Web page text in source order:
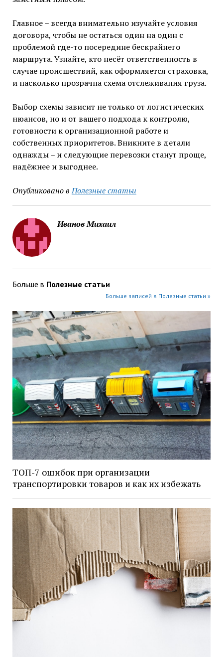
Главное – всегда внимательно изучайте условия
договора, чтобы не остаться один на один с
проблемой где-то посередине бескрайнего
маршрута. Узнайте, кто несёт ответственность в
случае происшествий, как оформляется страховка,
и насколько прозрачна схема отслеживания груза.
Выбор схемы зависит не только от логистических
нюансов, но и от вашего подхода к контролю,
готовности к организационной работе и
собственных приоритетов. Вникните в детали
однажды – и следующие перевозки станут проще,
надёжнее и выгоднее.
Опубликовано в Полезные статьи
Иванов Михаил
Больше в Полезные статьи
Больше записей в Полезные статьи »
ТОП-7 ошибок при организации
транспортировки товаров и как их избежать